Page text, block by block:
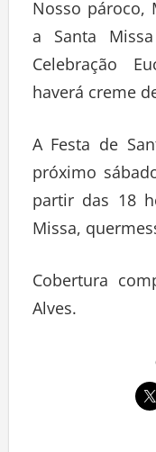
Nosso pároco,
a Santa
Celebração
haverá creme
A Festa de
próximo
partir das 18
Missa,
Cobertura
Alves.